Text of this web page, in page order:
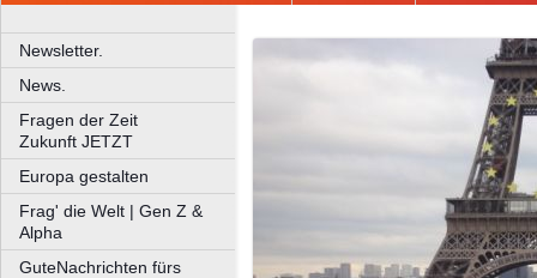
Newsletter.
News.
Fragen der Zeit
Zukunft JETZT
Europa gestalten
Frag' die Welt | Gen Z &
Alpha
GuteNachrichten fürs